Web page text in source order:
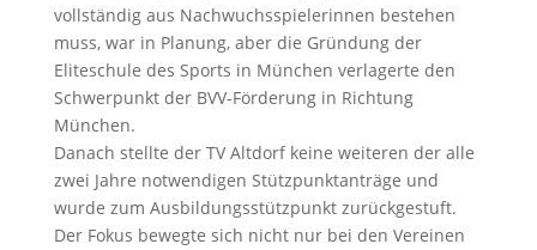
vollständig aus Nachwuchsspielerinnen bestehen
muss, war in Planung, aber die Gründung der
Eliteschule des Sports in München verlagerte den
Schwerpunkt der BVV-Förderung in Richtung
München.
Danach stellte der TV Altdorf keine weiteren der alle
zwei Jahre notwendigen Stützpunktanträge und
wurde zum Ausbildungsstützpunkt zurückgestuft.
Der Fokus bewegte sich nicht nur bei den Vereinen